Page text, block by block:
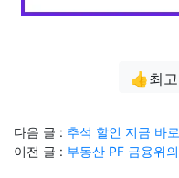
👍최고
다음 글 : 추석 할인 지금 바
이전 글 : 부동산 PF 금융위